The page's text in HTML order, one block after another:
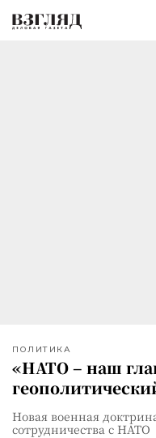
ПОЛИТИКА
«НАТО – наш
Новая военная
сотрудничества с НАТО